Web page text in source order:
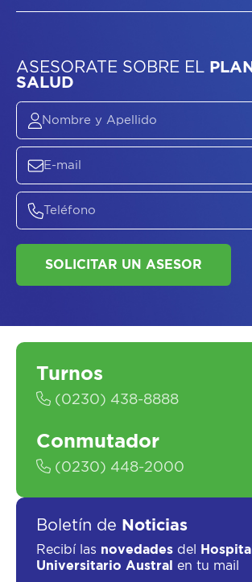
ASESORATE SOBRE
SALUD
Turnos
(0230) 438-8888
Conmutador
(0230) 448-2000
Boletín de Noticias
Recibí las novedades del
Hospital
Universitario Austral
en tu mail